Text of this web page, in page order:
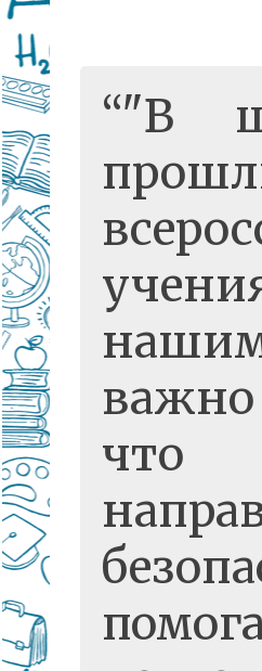
"В
что